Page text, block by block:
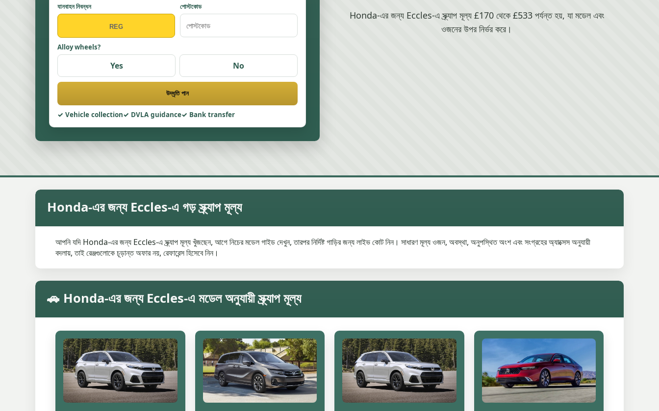
যানবাহন নিবন্ধন পোস্টকোড
Alloy wheels?
Yes No
উদ্ধৃতি পান
Vehicle collection DVLA guidance Bank transfer
Honda-এর জন্য Eccles-এ স্ক্র্যাপ মূল্য £170 থেকে £533 পর্যন্ত হয়, যা মডেল এবং
ওজনের উপর নির্ভর করে।
Honda-এর জন্য Eccles-এ গড় স্ক্র্যাপ মূল্য
আপনি যদি Honda-এর জন্য Eccles-এ স্ক্র্যাপ মূল্য খুঁজছেন, আগে নিচের মডেল গাইড দেখুন, তারপর নির্দিষ্ট গাড়ির জন্য লাইভ কোট নিন। সাধারণ মূল্য ওজন, অবস্থা, অনুপস্থিত অংশ এবং সংগ্রহের অ্যাক্সেস অনুযায়ী
বদলায়, তাই রেঞ্জগুলোকে চূড়ান্ত অফার নয়, রেফারেন্স হিসেবে নিন।
🚗 Honda-এর জন্য Eccles-এ মডেল অনুযায়ী স্ক্র্যাপ মূল্য